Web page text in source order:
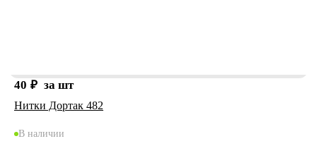
40 ₽ за шт
Нитки Дортак 482
В наличии